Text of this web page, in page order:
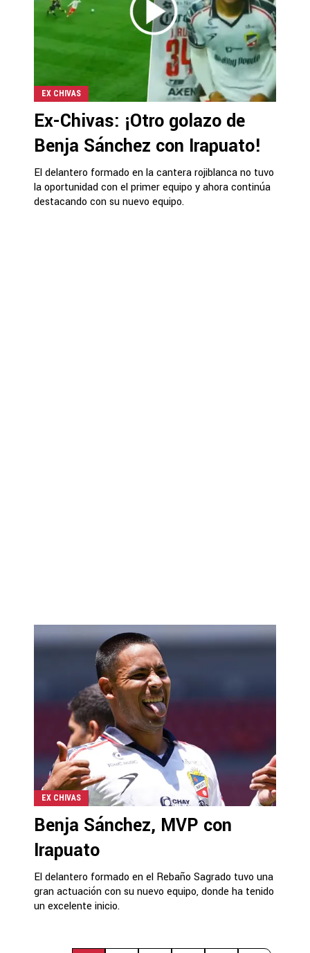
EX CHIVAS
Ex-Chivas: ¡Otro golazo de
Benja Sánchez con Irapuato!
El delantero formado en la cantera rojiblanca no tuvo
la oportunidad con el primer equipo y ahora continúa
destacando con su nuevo equipo.
EX CHIVAS
Benja Sánchez, MVP con
Irapuato
El delantero formado en el Rebaño Sagrado tuvo una
gran actuación con su nuevo equipo, donde ha tenido
un excelente inicio.